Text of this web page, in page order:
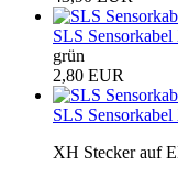
SLS
grün
2,80 EUR
SLS
XH Stecker auf